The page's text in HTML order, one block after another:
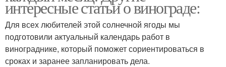
интересные статьи о винограде:
Для всех любителей этой солнечной ягоды мы
подготовили актуальный календарь работ в
винограднике, который поможет сориентироваться в
сроках и заранее запланировать дела.